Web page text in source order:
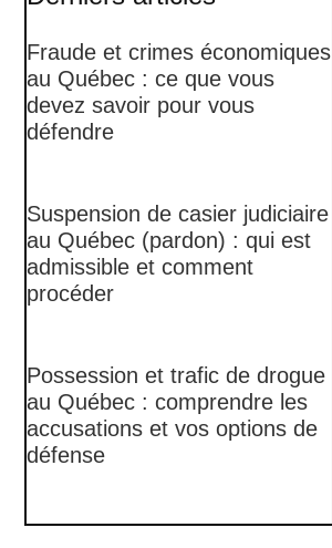
Fraude et crimes économiques
au Québec : ce que vous
devez savoir pour vous
défendre
Suspension de casier judiciaire
au Québec (pardon) : qui est
admissible et comment
procéder
Possession et trafic de drogue
au Québec : comprendre les
accusations et vos options de
défense